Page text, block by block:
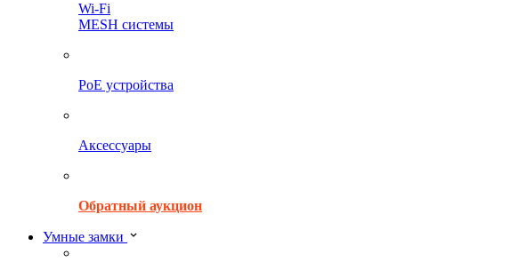
Wi-Fi
MESH системы
PoE устройства
Аксессуары
Обратный аукцион
Умные замки